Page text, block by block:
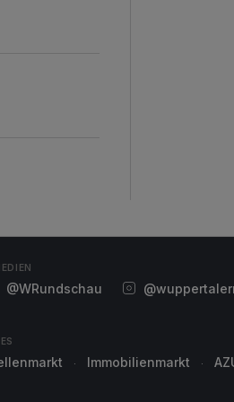
@WRundschau
Immobilienmarkt